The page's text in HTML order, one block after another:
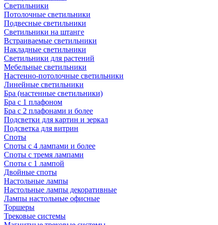
Светильники
Потолочные светильники
Подвесные светильники
Светильники на штанге
Встраиваемые светильники
Накладные светильники
Светильники для растений
Мебельные светильники
Настенно-потолочные светильники
Линейные светильники
Бра (настенные светильники)
Бра с 1 плафоном
Бра с 2 плафонами и более
Подсветки для картин и зеркал
Подсветка для витрин
Споты
Споты с 4 лампами и более
Споты с тремя лампами
Споты с 1 лампой
Двойные споты
Настольные лампы
Настольные лампы декоративные
Лампы настольные офисные
Торшеры
Трековые системы